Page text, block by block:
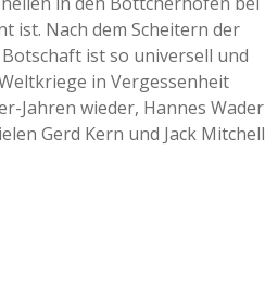
ist. Nach dem Scheitern der
ist so universell und
in Vergessenheit
Jahren wieder, Hannes Wader
Gerd Kern und Jack Mitchell